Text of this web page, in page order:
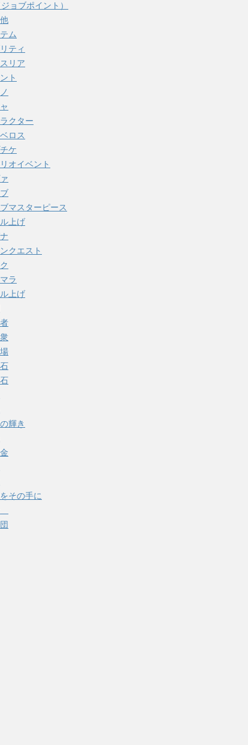
ョブポイント）
ム
ティ
リア
ト
クター
ロス
ケ
オイベント
マスターピース
上げ
クエスト
ラ
上げ
輝き
その手に